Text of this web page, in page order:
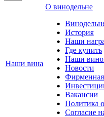
Наши вина
О винодельне
История
Наши
Где купить
Наши
Новости
Вакансии
Политика
Согласие